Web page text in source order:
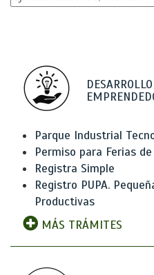
Parque Industrial
Permiso para Ferias
Registra Simple
Registro PUPA.
Productivas
MÁS TRÁMITES